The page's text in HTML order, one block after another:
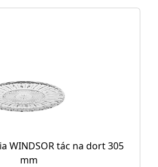
WINDSOR tác na dort 305
mm